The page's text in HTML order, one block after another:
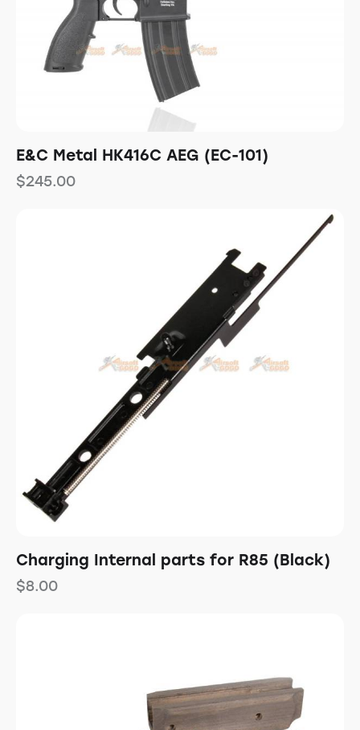
E&C Metal HK416C AEG (EC-101)
$245.00
Charging Internal parts for R85 (Black)
$8.00